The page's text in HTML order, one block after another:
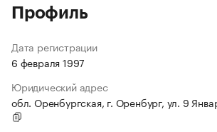
Профиль
Дата регистрации
6 февраля 1997
Юридический адрес
обл. Оренбургская, г. Оренбург, ул. 9